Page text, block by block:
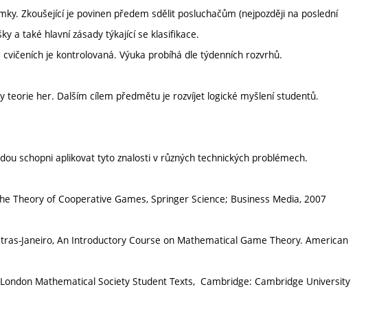
Zkoušející je povinen předem sdělit posluchačům (nejpozději na poslední
a také hlavní zásady týkající se klasifikace.
je kontrolovaná. Výuka probíhá dle týdenních rozvrhů.
teorie her. Dalším cílem předmětu je rozvíjet logické myšlení studentů.
schopni aplikovat tyto znalosti v různých technických problémech.
Theory of Cooperative Games, Springer Science; Business Media, 2007
Janeiro, An Introductory Course on Mathematical Game Theory. American
Mathematical Society Student Texts, Cambridge: Cambridge University